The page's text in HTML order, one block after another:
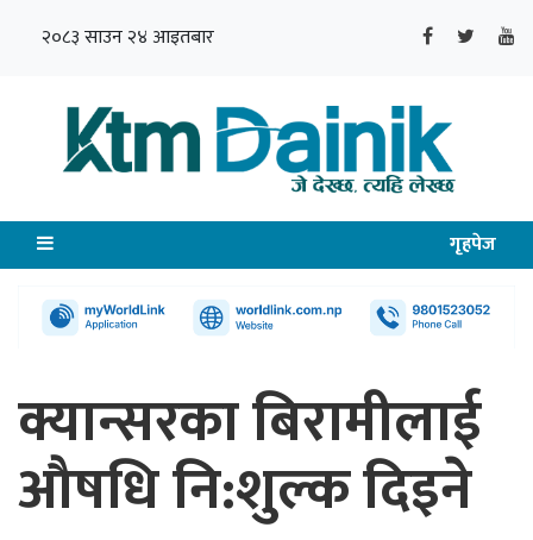
२०८३ साउन २४ आइतबार
गृहपेज
क्यान्सरका बिरामीलाई
औषधि नि:शुल्क दिइने